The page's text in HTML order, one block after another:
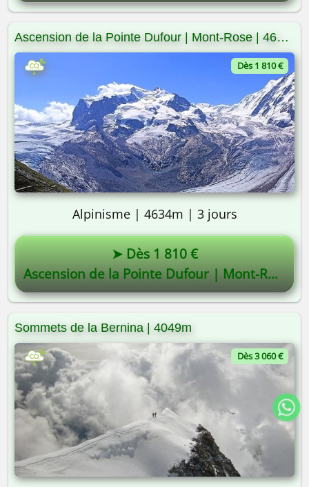
Ascension de la Pointe Dufour | Mont-Rose | 4634m
Dès 1 810 €
Alpinisme | 4634m | 3 jours
➤ Dès 1 810 €
Ascension de la Pointe Dufour | Mont-Rose | 4634m
Sommets de la Bernina | 4049m
Dès 3 060 €